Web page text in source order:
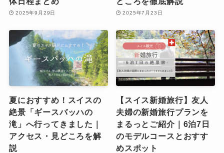
2025年9月29日 2025年7月23日
夏におすすめ！スイスの
絶景「ギースバッハの
滝」へ行ってきました｜
アクセス・見どころを解
説
【スイス新婚旅行】友人
夫婦の新婚旅行プランを
まるっとご紹介｜6泊7日
のモデルコースとおすす
めスポット